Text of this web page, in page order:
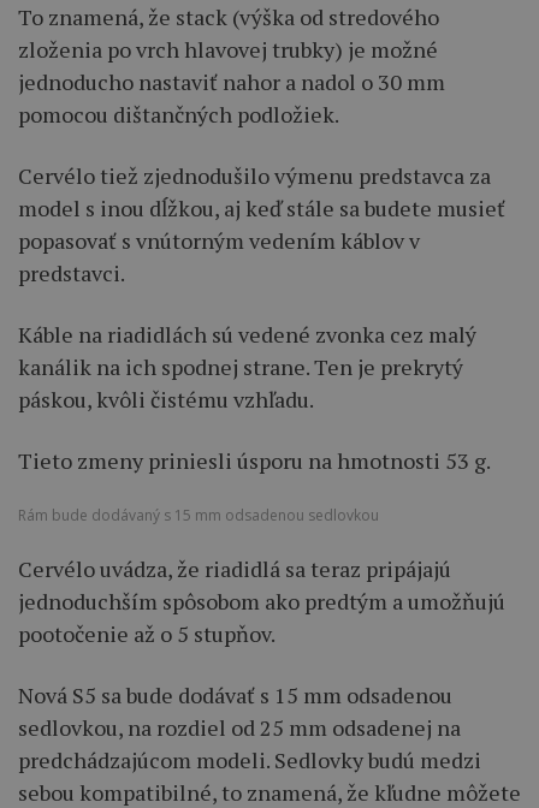
To znamená, že stack (výška od stredového
zloženia po vrch hlavovej trubky) je možné
jednoducho nastaviť nahor a nadol o 30 mm
pomocou dištančných podložiek.
Cervélo tiež zjednodušilo výmenu predstavca za
model s inou dĺžkou, aj keď stále sa budete musieť
popasovať s vnútorným vedením káblov v
predstavci.
Káble na riadidlách sú vedené zvonka cez malý
kanálik na ich spodnej strane. Ten je prekrytý
páskou, kvôli čistému vzhľadu.
Tieto zmeny priniesli úsporu na hmotnosti 53 g.
Rám bude dodávaný s 15 mm odsadenou sedlovkou
Cervélo uvádza, že riadidlá sa teraz pripájajú
jednoduchším spôsobom ako predtým a umožňujú
pootočenie až o 5 stupňov.
Nová S5 sa bude dodávať s 15 mm odsadenou
sedlovkou, na rozdiel od 25 mm odsadenej na
predchádzajúcom modeli. Sedlovky budú medzi
sebou kompatibilné, to znamená, že kľudne môžete